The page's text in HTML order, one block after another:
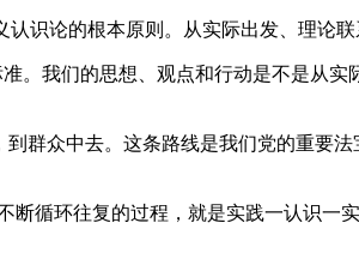
识论的根本原则。从实际出发、理论联
。我们的思想、观点和行动是不是从实
群众中去。这条路线是我们党的重要
断循环往复的过程，就是实践一认识一